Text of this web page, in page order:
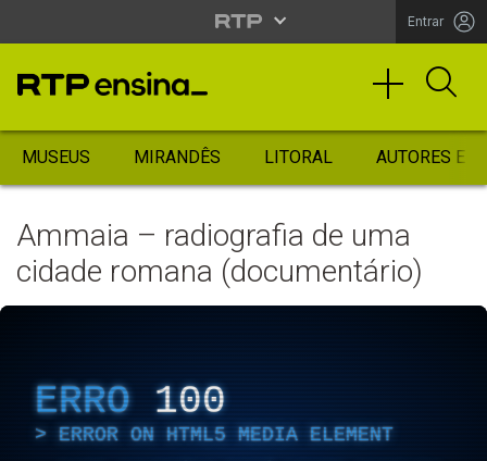
Entrar
MUSEUS MIRANDÊS LITORAL AUTORES
Ammaia – radiografia de uma
cidade romana (documentário)
ERRO 100
ERROR ON HTML5 MEDIA ELEMENT